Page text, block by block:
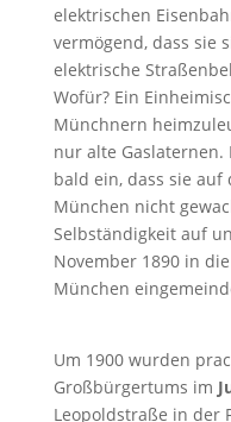
elektrischen
vermögend, dass sie
elektrische
Wofür? Ein
Münchnern
nur alte Gaslaternen.
bald ein, dass sie
München nicht
Selbständigkeit auf
November 1890 in
München
Um 1900 wurden
Großbürgertums im
Leopoldstraße in der